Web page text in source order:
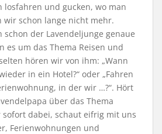
losfahren und gucken, wo man
wir schon lange nicht mehr.
schon der Lavendeljunge genaue
es um das Thema Reisen und
hören wir von ihm: „Wann
in ein Hotel?“ oder „Fahren
in der wir …?“. Hört
über das Thema
sofort dabei, schaut eifrig mit uns
Ferienwohnungen und